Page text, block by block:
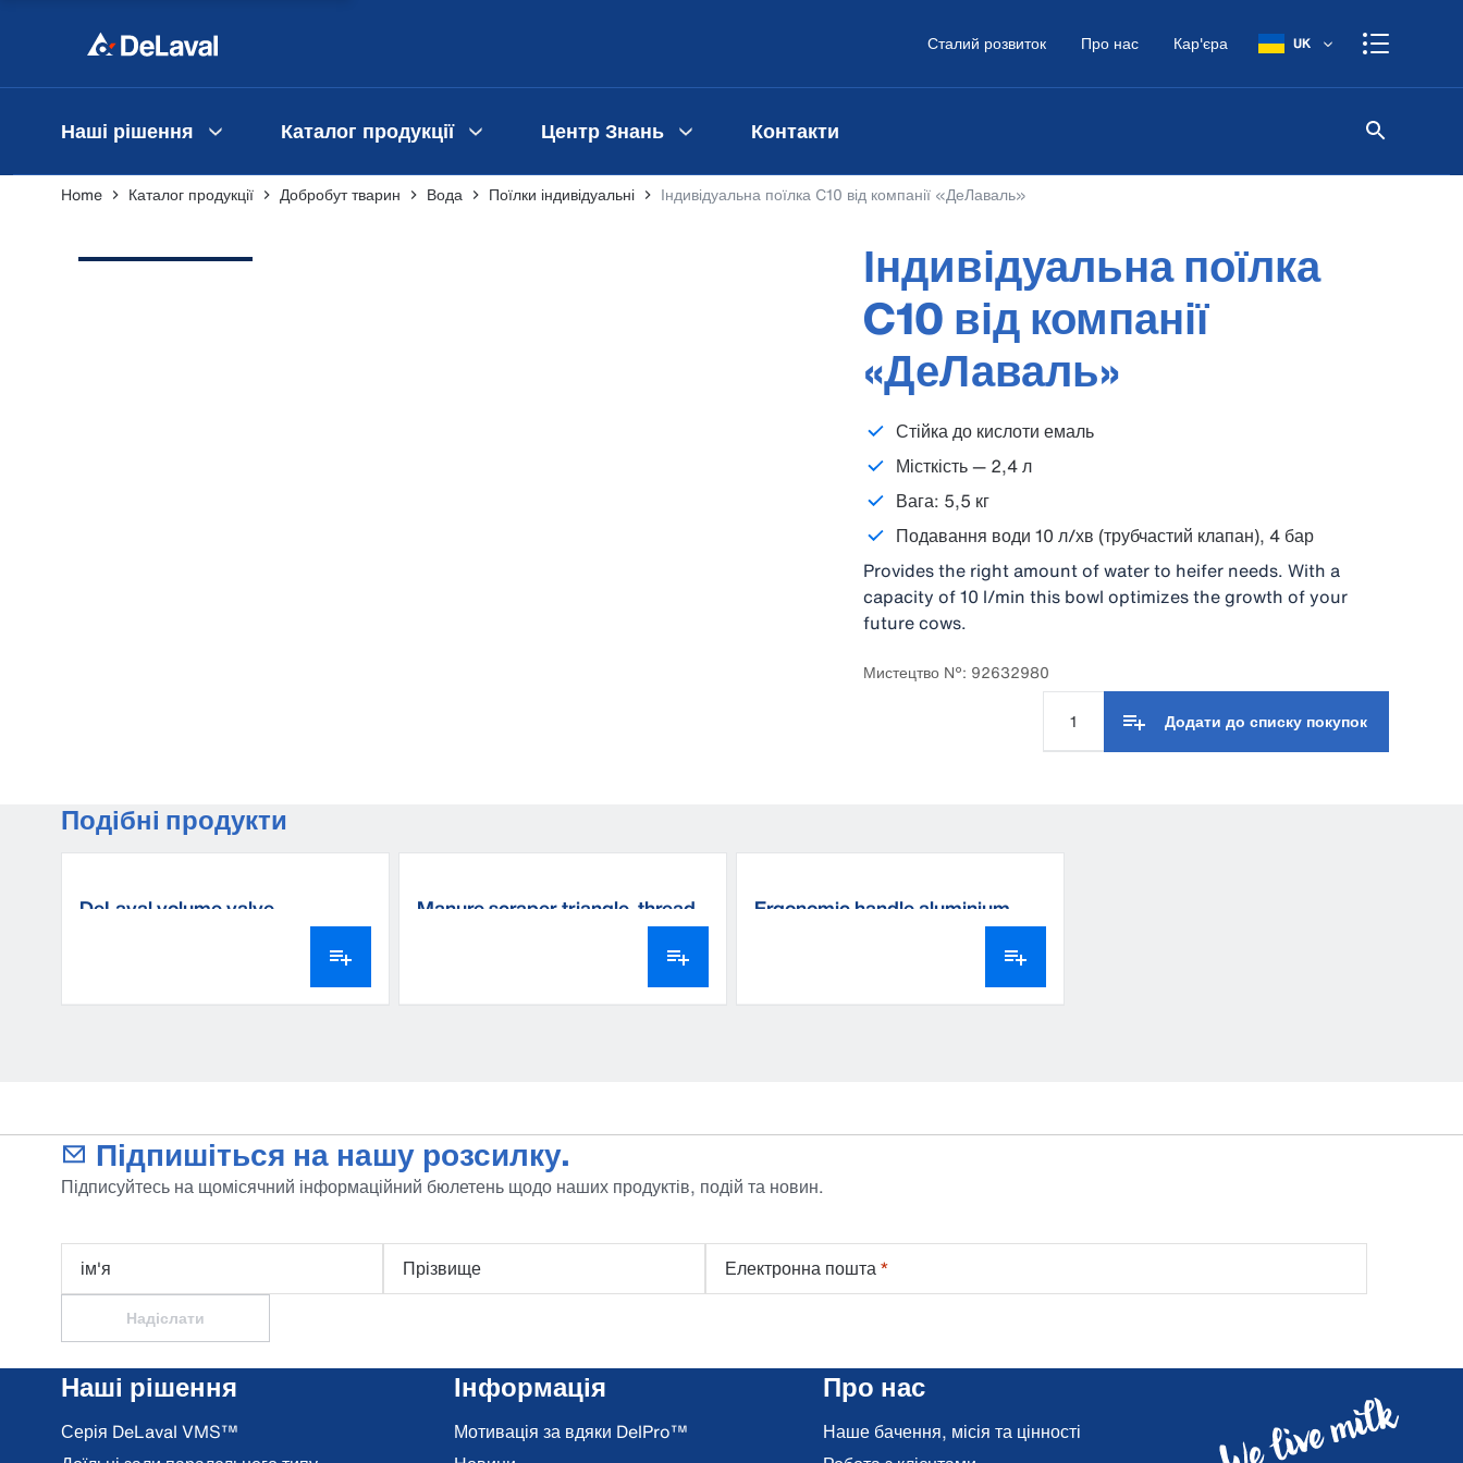
Сталий розвиток Про нас Кар'єра UK
Наші рішення Каталог продукції Центр Знань Контакти
Home Каталог продукції Добробут тварин Вода Поїлки індивідуальні Індивідуальна поїлка C10 від компанії «ДеЛаваль»
Індивідуальна поїлка
C10 від компанії
«ДеЛаваль»
Стійка до кислоти емаль
Місткість — 2,4 л
Вага: 5,5 кг
Подавання води 10 л/хв (трубчастий клапан), 4 бар
Provides the right amount of water to heifer needs. With a
capacity of 10 l/min this bowl optimizes the growth of your
future cows.
Мистецтво №: 92632980
Додати до списку покупок
Подібні продукти
DeLaval volume valve Manure scraper triangle, thread Ergonomic handle aluminium
Підпишіться на нашу розсилку.
Підписуйтесь на щомісячний інформаційний бюлетень щодо наших продуктів, подій та новин.
ім'я Прізвище Електронна пошта*
Надіслати
Наші рішення
Серія DeLaval VMS™
Інформація
Мотивація за вдяки DelPro™
Про нас
Наше бачення, місія та цінності